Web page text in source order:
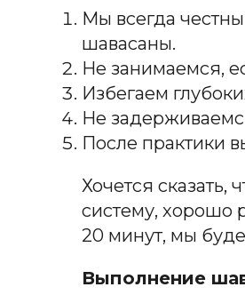
Мы всегда
шавасаны.
Не занимаемся,
Избегаем
Не
После практики
Хочется сказать,
систему, хорошо
20 минут, мы
Выполнение